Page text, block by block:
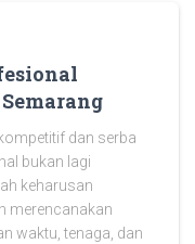
dan serba
bukan lagi
keharusan
merencanakan
waktu, tenaga, dan